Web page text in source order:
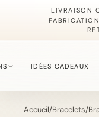
LIVRAISON
IDÉES CADEAUX
Accueil/Bracelets/